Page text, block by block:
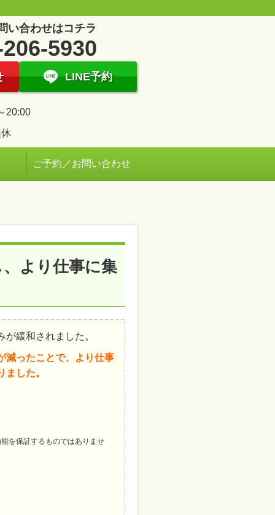
い合わせはコチラ
5930
LINE予約
20:00
ご予約／お問い合わせ
より仕事に集
緩和されました。
減ったことで、より仕事
した。
を保証するものではありませ